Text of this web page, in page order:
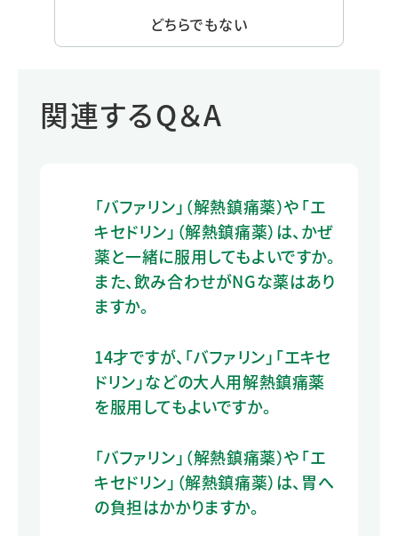
どちらでもない
関連するQ＆A
「バファリン」（解熱鎮痛薬）や「エ
キセドリン」（解熱鎮痛薬）は、かぜ
薬と一緒に服用してもよいですか。
また、飲み合わせがNGな薬はあり
ますか。
14才ですが、「バファリン」「エキセ
ドリン」などの大人用解熱鎮痛薬
を服用してもよいですか。
「バファリン」（解熱鎮痛薬）や「エ
キセドリン」（解熱鎮痛薬）は、胃へ
の負担はかかりますか。